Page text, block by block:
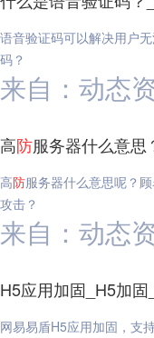
语音验证码可以解决用户
码？
来自：动态
高防服务器什么意思
高防服务器什么意思呢？
攻击？
来自：动态
H5应用加固_H5加固
网易易盾H5应用加固，支